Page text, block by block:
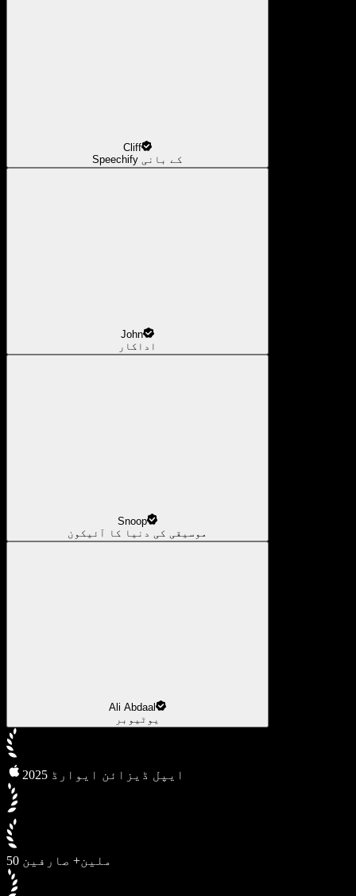
Cliff
Speechify کے بانی
John
اداکار
Snoop
موسیقی کی دنیا کا آئیکون
Ali Abdaal
یوٹیوبر
2025 ایپل ڈیزائن ایوارڈ
50 ملین+ صارفین